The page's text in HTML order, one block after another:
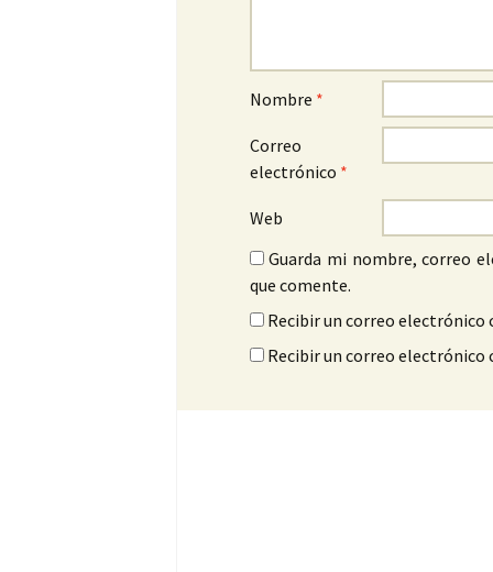
Nombre *
Correo
electrónico *
Web
Guarda mi nombre, correo
que comente.
Recibir un correo electrónico
Recibir un correo electrónico